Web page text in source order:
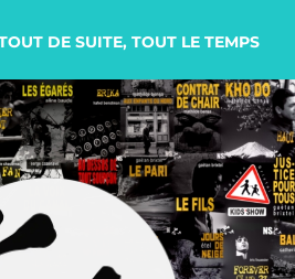
DE SUITE, TOUT LE TEMPS